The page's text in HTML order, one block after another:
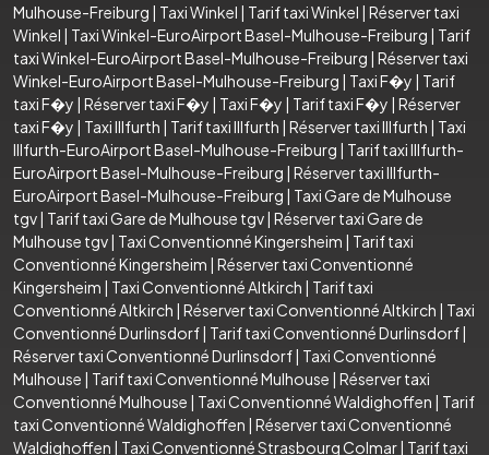
Mulhouse-Freiburg | Taxi Winkel | Tarif taxi Winkel | Réserver taxi
Winkel | Taxi Winkel-EuroAirport Basel-Mulhouse-Freiburg | Tarif
taxi Winkel-EuroAirport Basel-Mulhouse-Freiburg | Réserver taxi
Winkel-EuroAirport Basel-Mulhouse-Freiburg | Taxi F�y | Tarif
taxi F�y | Réserver taxi F�y | Taxi F�y | Tarif taxi F�y | Réserver
taxi F�y | Taxi Illfurth | Tarif taxi Illfurth | Réserver taxi Illfurth | Taxi
Illfurth-EuroAirport Basel-Mulhouse-Freiburg | Tarif taxi Illfurth-
EuroAirport Basel-Mulhouse-Freiburg | Réserver taxi Illfurth-
EuroAirport Basel-Mulhouse-Freiburg | Taxi Gare de Mulhouse
tgv| Tarif taxi Gare de Mulhouse tgv| Réserver taxi Gare de
Mulhouse tgv| Taxi Conventionné Kingersheim | Tarif taxi
Conventionné Kingersheim | Réserver taxi Conventionné
Kingersheim | Taxi Conventionné Altkirch | Tarif taxi
Conventionné Altkirch | Réserver taxi Conventionné Altkirch | Taxi
Conventionné Durlinsdorf| Tarif taxi Conventionné Durlinsdorf|
Réserver taxi Conventionné Durlinsdorf| Taxi Conventionné
Mulhouse | Tarif taxi Conventionné Mulhouse | Réserver taxi
Conventionné Mulhouse | Taxi Conventionné Waldighoffen | Tarif
taxi Conventionné Waldighoffen | Réserver taxi Conventionné
Waldighoffen | Taxi Conventionné Strasbourg Colmar| Tarif taxi